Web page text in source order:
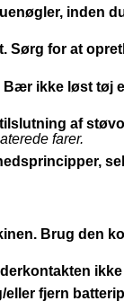
inden
Sørg for at
ikke løst tøj
af
farer.
Brug den
fjern